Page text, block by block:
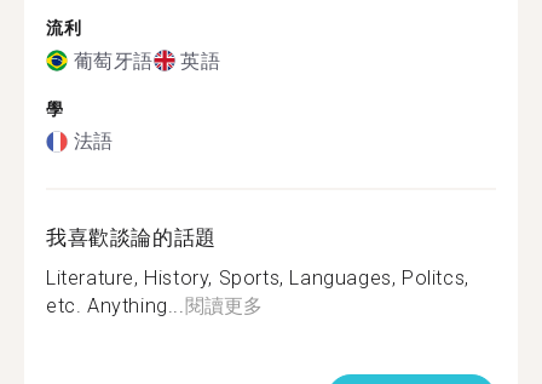
流利
葡萄牙語 英語
學
法語
我喜歡談論的話題
Literature, History, Sports, Languages, Politcs,
etc. Anything...閱讀更多